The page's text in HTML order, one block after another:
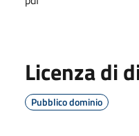
Licenza di
Pubblico dominio